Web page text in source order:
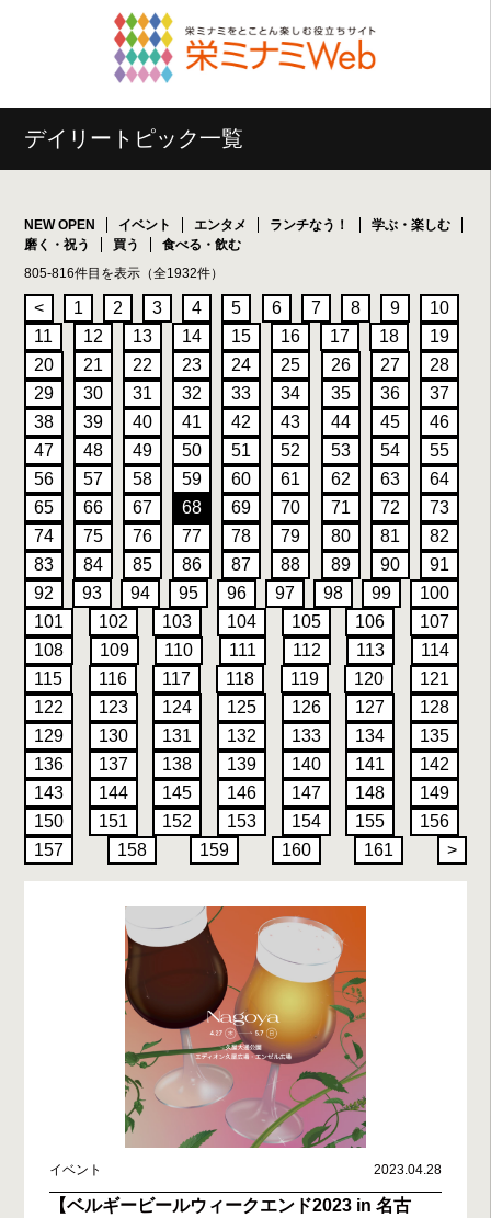
デイリートピック一覧
NEW OPEN イベント エンタメ ランチなう！
学ぶ・楽しむ
磨く・祝う
買う
食べる・飲む
805-816件目を表示（全1932件）
< 1 2 3 4 5 6 7 8 9
10
11
12 13 14 15 16 17 18
19
20
21 22 23 24 25 26 27
28
29
30 31 32 33 34 35 36
37
38
39 40 41 42 43 44 45
46
47
48 49 50 51 52 53 54
55
56
57 58 59 60 61 62 63
64
65
66 67 68 69 70 71 72
73
74
75 76 77 78 79 80 81
82
83
84 85 86 87 88 89 90
91
92
93 94 95 96 97 98 99
100
101
102 103 104 105 106
107
108
109 110 111 112 113
114
115
116 117 118 119 120
121
122
123 124 125 126 127
128
129
130 131 132 133 134
135
136
137 138 139 140 141
142
143
144 145 146 147 148
149
150
151 152 153 154 155
156
157
158 159 160 161 >
イベント 2023.04.28
【ベルギービールウィークエンド2023 in 名古